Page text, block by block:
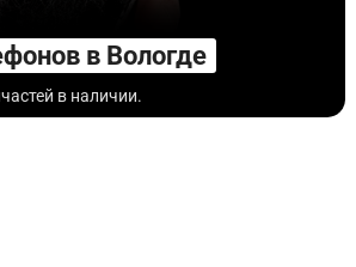
в Вологде
в наличии.